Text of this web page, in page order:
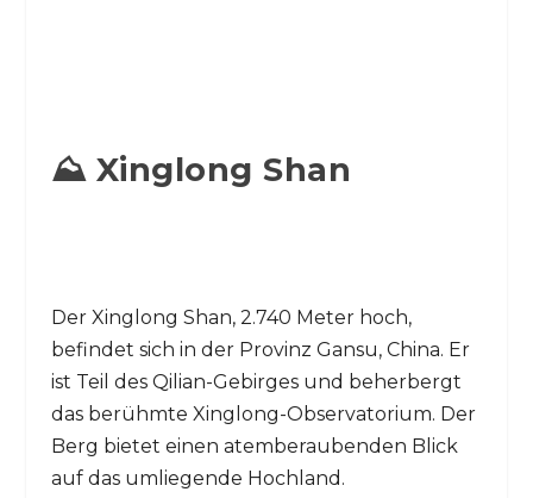
⛰️ Xinglong Shan
Der Xinglong Shan, 2.740 Meter hoch,
befindet sich in der Provinz Gansu, China. Er
ist Teil des Qilian-Gebirges und beherbergt
das berühmte Xinglong-Observatorium. Der
Berg bietet einen atemberaubenden Blick
auf das umliegende Hochland.